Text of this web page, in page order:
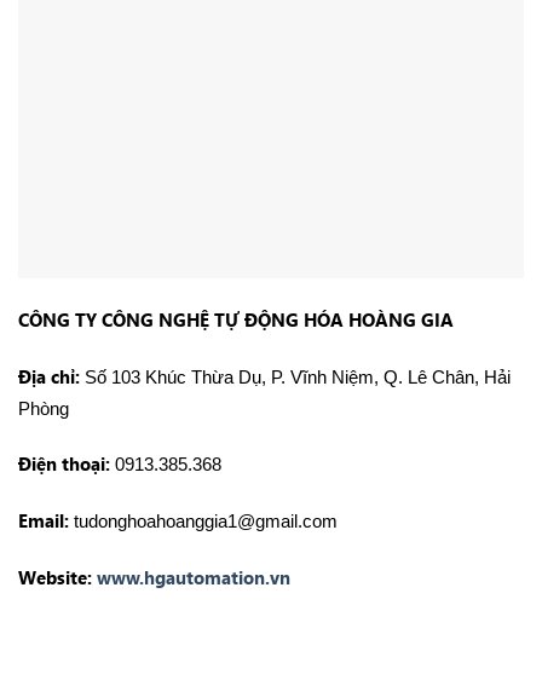
CÔNG TY CÔNG NGHỆ TỰ ĐỘNG HÓA HOÀNG GIA
Địa chỉ: Số 103 Khúc Thừa Dụ, P. Vĩnh Niệm, Q. Lê Chân, Hải
Phòng
Điện thoại: 0913.385.368
Email: tudonghoahoanggia1@gmail.com
Website: www.hgautomation.vn